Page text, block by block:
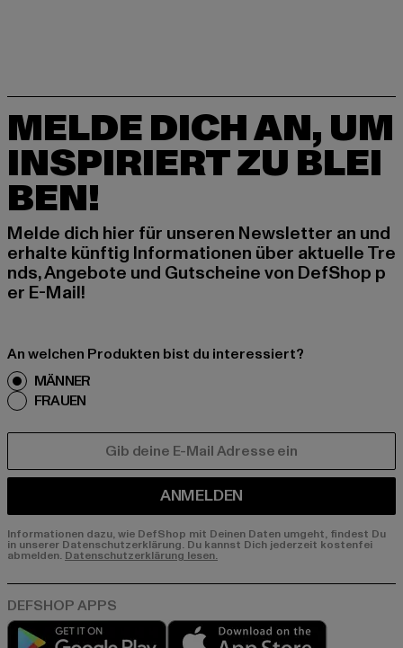
MELDE DICH AN, UM
INSPIRIERT ZU BLEI
BEN!
Melde dich hier für unseren Newsletter an und
erhalte künftig Informationen über aktuelle Tre
nds, Angebote und Gutscheine von DefShop p
er E-Mail!
An welchen Produkten bist du interessiert?
MÄNNER
FRAUEN
ANMELDEN
Informationen dazu, wie DefShop mit Deinen Daten umgeht, findest Du
in unserer Datenschutzerklärung. Du kannst Dich jederzeit kostenfei
abmelden. Datenschutzerklärung lesen.
Play market